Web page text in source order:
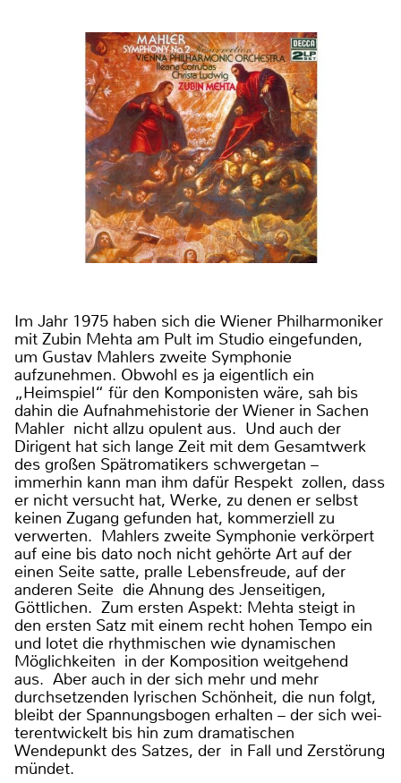
Im Jahr 1975 haben sich die Wiener Philharmoniker
mit Zubin Mehta am Pult im Studio eingefunden,
um Gustav Mahlers zweite Symphonie
aufzunehmen. Obwohl es ja eigentlich ein
„Heimspiel“ für den Komponisten wäre, sah bis
dahin die Aufnahmehistorie der Wiener in Sachen
Mahler nicht allzu opulent aus. Und auch der
Dirigent hat sich lange Zeit mit dem Gesamtwerk
des großen Spätromatikers schwergetan –
immerhin kann man ihm dafür Respekt zollen, dass
er nicht versucht hat, Werke, zu denen er selbst
keinen Zugang gefunden hat, kommerziell zu
verwerten. Mahlers zweite Symphonie verkörpert
auf eine bis dato noch nicht gehörte Art auf der
einen Seite satte, pralle Lebensfreude, auf der
anderen Seite die Ahnung des Jenseitigen,
Göttlichen. Zum ersten Aspekt: Mehta steigt in
den ersten Satz mit einem recht hohen Tempo ein
und lotet die rhythmischen wie dynamischen
Möglichkeiten in der Komposition weitgehend
aus. Aber auch in der sich mehr und mehr
durchsetzenden lyrischen Schönheit, die nun folgt,
bleibt der Spannungsbogen erhalten – der sich wei-
terentwickelt bis hin zum dramatischen
Wendepunkt des Satzes, der in Fall und Zerstörung
mündet.